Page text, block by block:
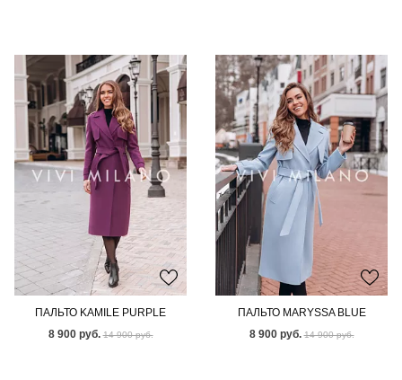
ПАЛЬТО KAMILE PURPLE
8 900 руб. 14 900 руб.
ПАЛЬТО MARYSSA BLUE
8 900 руб. 14 900 руб.